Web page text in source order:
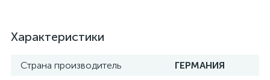
Характеристики
Страна производитель
ГЕРМАНИЯ